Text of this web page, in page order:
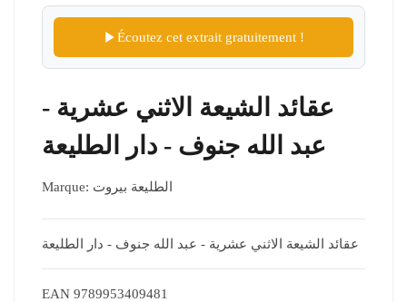
Écoutez cet extrait gratuitement !
عقائد الشيعة الاثني عشرية -
عبد الله جنوف - دار الطليعة
Marque: الطليعة بيروت
عقائد الشيعة الاثني عشرية - عبد الله جنوف - دار الطليعة
EAN 9789953409481